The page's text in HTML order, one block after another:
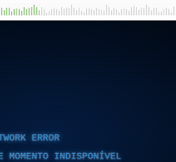
ERROR
MOMENTO INDISPONÍVEL